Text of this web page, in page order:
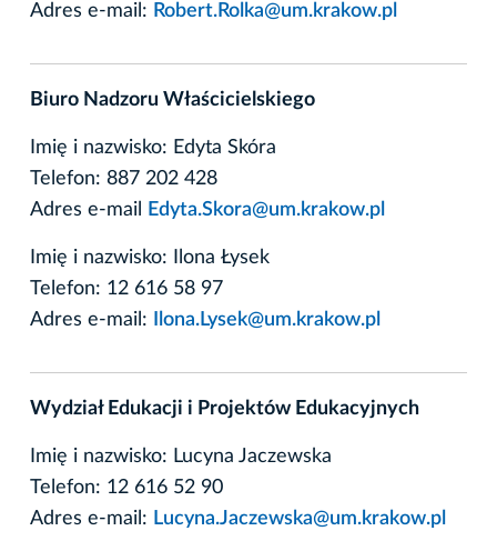
Adres e-mail: Robert.Rolka@um.krakow.pl
Biuro Nadzoru Właścicielskiego
Imię i nazwisko: Edyta Skóra
Telefon: 887 202 428
Adres e-mail
Edyta.Skora@um.krakow.pl
Imię i nazwisko: Ilona Łysek
Telefon: 12 616 58 97
Adres e-mail:
Ilona.Lysek@um.krakow.pl
Wydział Edukacji i Projektów Edukacyjnych
Imię i nazwisko: Lucyna Jaczewska
Telefon: 12 616 52 90
Adres e-mail: Lucyna.Jaczewska@um.krakow.pl